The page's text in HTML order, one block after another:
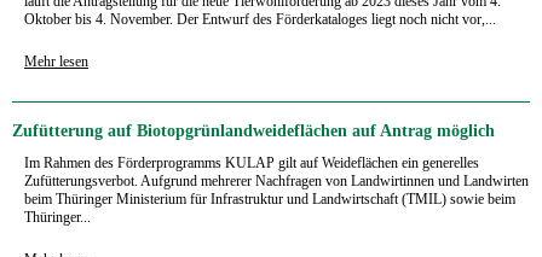
Oktober bis 4. November. Der Entwurf des Förderkataloges liegt noch nicht vor,...
Mehr lesen
Zufütterung auf Biotopgrünlandweideflächen auf Antrag möglich
Im Rahmen des Förderprogramms KULAP gilt auf Weideflächen ein generelles
Zufütterungsverbot. Aufgrund mehrerer Nachfragen von Landwirtinnen und Landwirten
beim Thüringer Ministerium für Infrastruktur und Landwirtschaft (TMIL) sowie beim
Thüringer...